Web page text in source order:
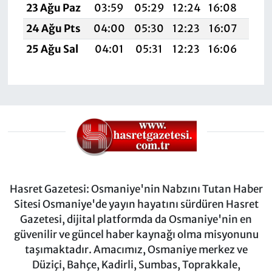
23 Ağu Paz
03:59 05:29 12:24 16:08
24 Ağu Pts
04:00 05:30 12:23 16:07
25 Ağu Sal
04:01 05:31 12:23 16:06
Hasret Gazetesi: Osmaniye'nin Nabzını Tutan Haber
Sitesi Osmaniye'de yayın hayatını sürdüren Hasret
Gazetesi, dijital platformda da Osmaniye'nin en
güvenilir ve güncel haber kaynağı olma misyonunu
taşımaktadır. Amacımız, Osmaniye merkez ve
Düziçi, Bahçe, Kadirli, Sumbas, Toprakkale,